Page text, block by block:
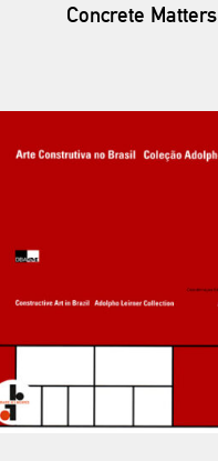
Concrete Matters